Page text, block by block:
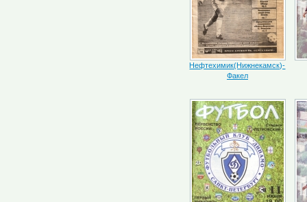
Нефтехимик(Нижнекамск)-
Факел